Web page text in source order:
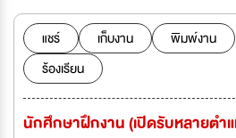
แชร์ เก็บงาน
พิมพ์งาน
ร้องเรียน
นักศึกษาฝึกงาน (เปิดรับหลายตำ